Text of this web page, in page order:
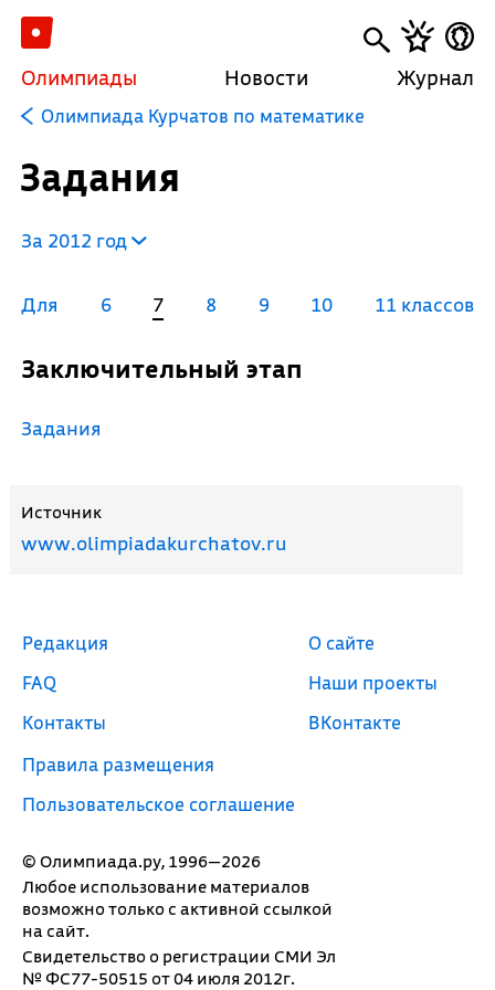
Олимпиады Новости Журнал
Олимпиада Курчатов по математике
Задания
За 2012 год
Для 6 7 8 9 10 11 классов
Заключительный этап
Задания
Источник
www.olimpiadakurchatov.ru
© Олимпиада.ру, 1996—2026
Любое использование материалов
возможно только с активной ссылкой
на сайт.
Свидетельство о регистрации СМИ Эл
№ ФС77-50515 от 04 июля 2012г.
Редакция
FAQ
Контакты
Правила размещения
Пользовательское соглашение
О сайте
Наши проекты
ВКонтакте